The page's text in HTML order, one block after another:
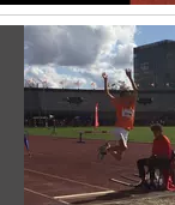
Vorige